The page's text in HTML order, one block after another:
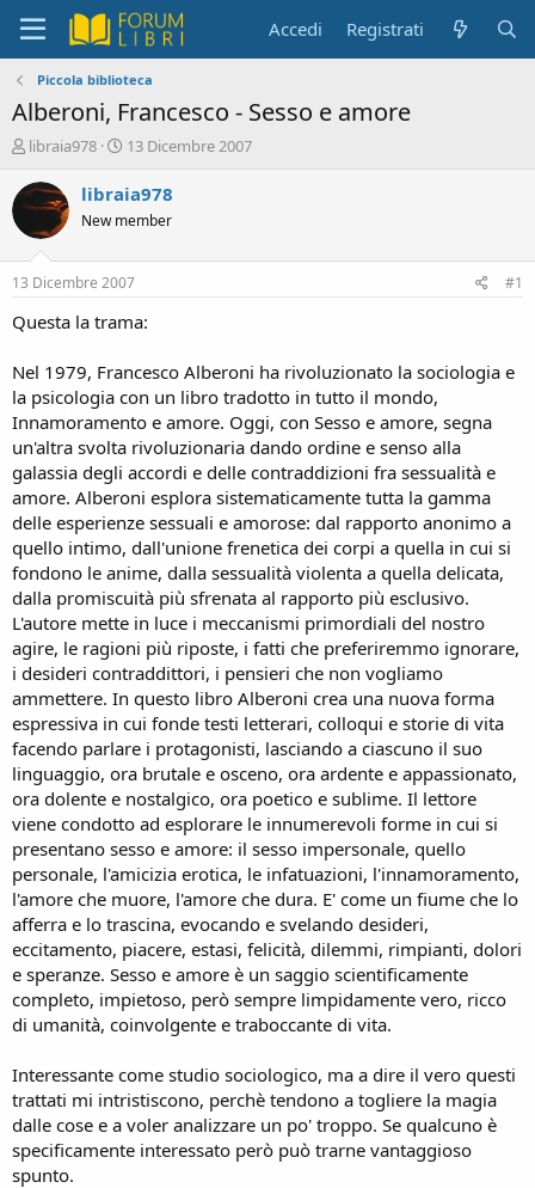
Accedi Registrati
Piccola biblioteca
Alberoni, Francesco - Sesso e amore
C
e
a
t
e
D
c
u
s
s
i
n
e
libraia978
D
t
d
i
n
i
o
13 Dicembre 2007
libraia978
New member
13 Dicembre 2007 #1
Questa la trama:
Nel 1979, Francesco Alberoni ha rivoluzionato la sociologia e
la psicologia con un libro tradotto in tutto il mondo,
Innamoramento e amore. Oggi, con Sesso e amore, segna
un'altra svolta rivoluzionaria dando ordine e senso alla
galassia degli accordi e delle contraddizioni fra sessualità e
amore. Alberoni esplora sistematicamente tutta la gamma
delle esperienze sessuali e amorose: dal rapporto anonimo a
quello intimo, dall'unione frenetica dei corpi a quella in cui si
fondono le anime, dalla sessualità violenta a quella delicata,
dalla promiscuità più sfrenata al rapporto più esclusivo.
L'autore mette in luce i meccanismi primordiali del nostro
agire, le ragioni più riposte, i fatti che preferiremmo ignorare,
i desideri contraddittori, i pensieri che non vogliamo
ammettere. In questo libro Alberoni crea una nuova forma
espressiva in cui fonde testi letterari, colloqui e storie di vita
facendo parlare i protagonisti, lasciando a ciascuno il suo
linguaggio, ora brutale e osceno, ora ardente e appassionato,
ora dolente e nostalgico, ora poetico e sublime. Il lettore
viene condotto ad esplorare le innumerevoli forme in cui si
presentano sesso e amore: il sesso impersonale, quello
personale, l'amicizia erotica, le infatuazioni, l'innamoramento,
l'amore che muore, l'amore che dura. E' come un fiume che lo
afferra e lo trascina, evocando e svelando desideri,
eccitamento, piacere, estasi, felicità, dilemmi, rimpianti, dolori
e speranze. Sesso e amore è un saggio scientificamente
completo, impietoso, però sempre limpidamente vero, ricco
di umanità, coinvolgente e traboccante di vita.
Interessante come studio sociologico, ma a dire il vero questi
trattati mi intristiscono, perchè tendono a togliere la magia
dalle cose e a voler analizzare un po' troppo. Se qualcuno è
specificamente interessato però può trarne vantaggioso
spunto.